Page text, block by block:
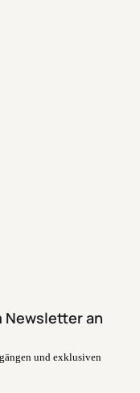
Newsletter an
und exklusiven